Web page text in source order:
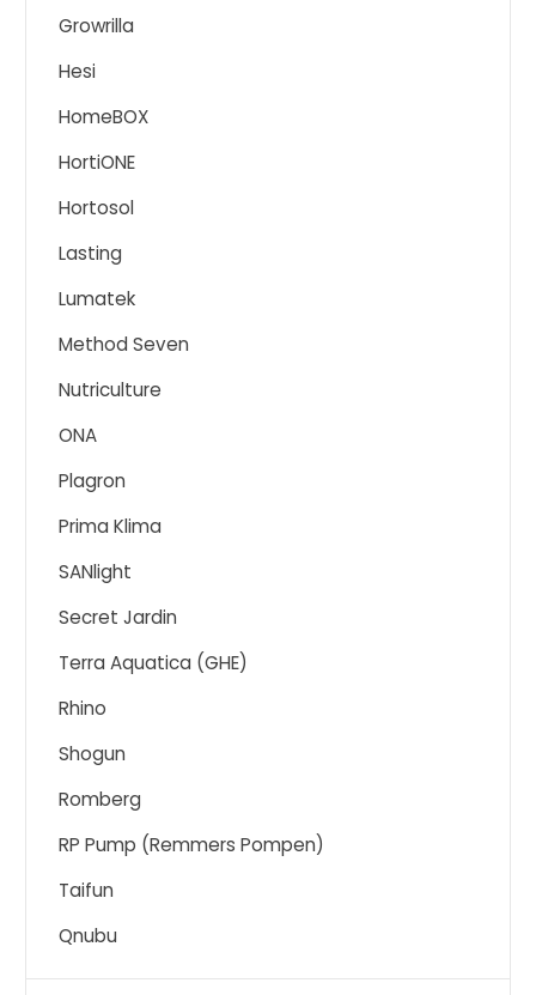
Growrilla
Hesi
HomeBOX
HortiONE
Hortosol
Lasting
Lumatek
Method Seven
Nutriculture
ONA
Plagron
Prima Klima
SANlight
Secret Jardin
Terra Aquatica (GHE)
Rhino
Shogun
Romberg
RP Pump (Remmers Pompen)
Taifun
Qnubu